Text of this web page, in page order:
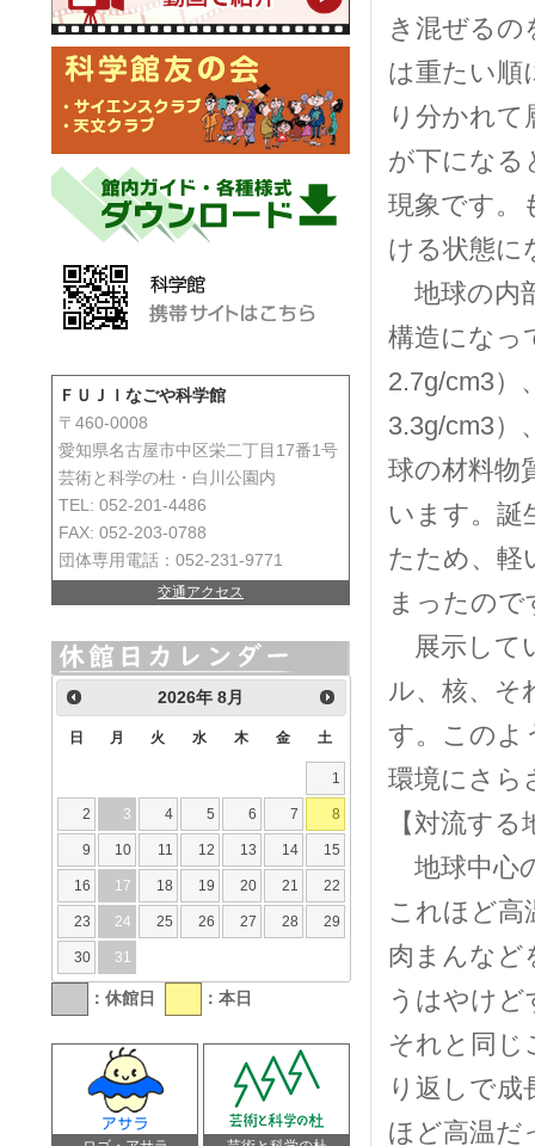
ＦＵＪＩなごや科学館
〒460-0008
愛知県名古屋市中区栄二丁目17番1号
芸術と科学の杜・白川公園内
TEL: 052-201-4486
FAX: 052-203-0788
団体専用電話：052-231-9771
交通アクセス
2026年8月
日 月 火 水 木 金 土
1
2 3 4 5 6 7 8
9 10 11 12 13 14 15
16 17 18 19 20 21 22
23 24 25 26 27 28 29
30 31
：休館日 ：本日
き混ぜるの
は重たい順
り分かれ
が下になる
現象です。
ける状態に
地球の内
構造になっ
2.7g/cm3）
3.3g/cm3）
球の材料物
います。誕
たため、軽
まったので
展示して
ル、核、そ
す。このよ
環境にさら
【対流する
地球中心
これほど高
肉まんなど
うはやけ
それと同じ
り返しで
ほど高温だ